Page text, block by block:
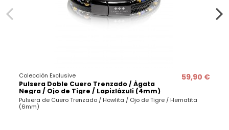
Colección Exclusive
Pulsera Doble Cuero Trenzado / Ágata
Negra / Ojo de Tigre / Lapizlázuli (4mm)
59,90 €
Pulsera de Cuero Trenzado / Howlita / Ojo de Tigre / Hematita
(6mm)